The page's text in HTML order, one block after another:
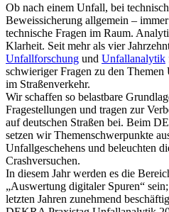
Ob nach einem Unfall, bei
Beweissicherung allgemein –
technische Fragen im Raum.
Klarheit. Seit mehr als vier
Unfallforschung und Unfallanalytik
schwieriger Fragen zu den
im Straßenverkehr.
Wir schaffen so belastbare
Fragestellungen und tragen zur
auf deutschen Straßen bei. Beim
setzen wir Themenschwerpunkte
Unfallgeschehens und beleuchten
Crashversuchen.
In diesem Jahr werden es die
„Auswertung digitaler Spuren“
letzten Jahren zunehmend